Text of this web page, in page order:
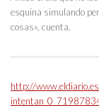
esquina simulando
cosas», cuenta.
http://